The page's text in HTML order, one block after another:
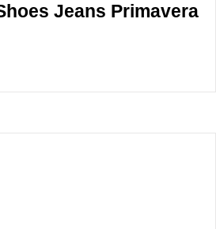
Jeans Primavera